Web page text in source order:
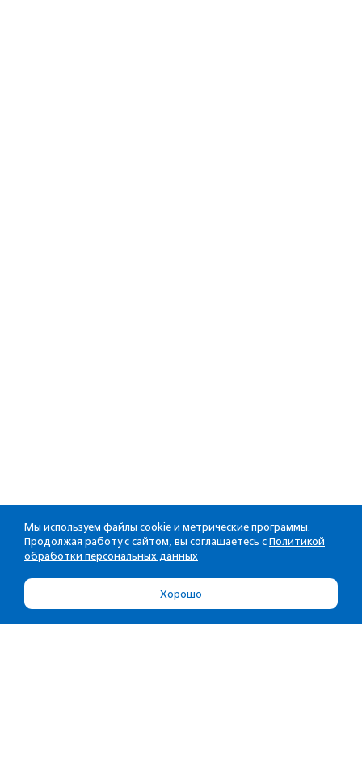
Мы используем файлы cookie и метрические программы.
Продолжая работу с сайтом, вы соглашаетесь с Политикой
обработки персональных данных
Хорошо